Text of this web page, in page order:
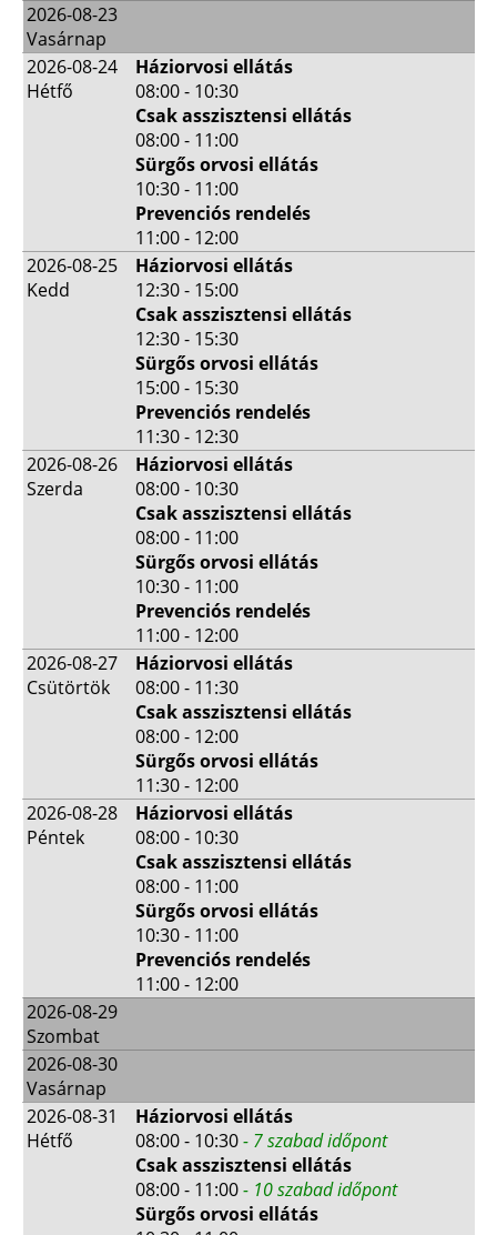
2026-08-23
Vasárnap
2026-08-24
Hétfő
Háziorvosi ellátás
08:00 - 10:30
Csak asszisztensi ellátás
08:00 - 11:00
Sürgős orvosi ellátás
10:30 - 11:00
Prevenciós rendelés
11:00 - 12:00
2026-08-25
Kedd
Háziorvosi ellátás
12:30 - 15:00
Csak asszisztensi ellátás
12:30 - 15:30
Sürgős orvosi ellátás
15:00 - 15:30
Prevenciós rendelés
11:30 - 12:30
2026-08-26
Szerda
Háziorvosi ellátás
08:00 - 10:30
Csak asszisztensi ellátás
08:00 - 11:00
Sürgős orvosi ellátás
10:30 - 11:00
Prevenciós rendelés
11:00 - 12:00
2026-08-27
Csütörtök
Háziorvosi ellátás
08:00 - 11:30
Csak asszisztensi ellátás
08:00 - 12:00
Sürgős orvosi ellátás
11:30 - 12:00
2026-08-28
Péntek
Háziorvosi ellátás
08:00 - 10:30
Csak asszisztensi ellátás
08:00 - 11:00
Sürgős orvosi ellátás
10:30 - 11:00
Prevenciós rendelés
11:00 - 12:00
2026-08-29
Szombat
2026-08-30
Vasárnap
2026-08-31
Hétfő
Háziorvosi ellátás
08:00 - 10:30- 7 szabad időpont
Csak asszisztensi ellátás
08:00 - 11:00- 10 szabad időpont
Sürgős orvosi ellátás